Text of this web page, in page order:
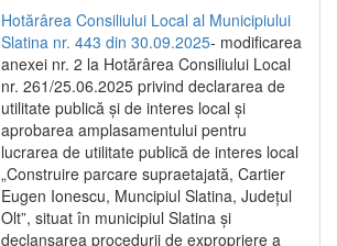
Hotărârea Consiliului Local al Municipiului
Slatina nr. 443 din 30.09.2025- modificarea
anexei nr. 2 la Hotărârea Consiliului Local
nr. 261/25.06.2025 privind declararea de
utilitate publică şi de interes local şi
aprobarea amplasamentului pentru
lucrarea de utilitate publică de interes local
„Construire parcare supraetajată, Cartier
Eugen Ionescu, Muncipiul Slatina, Judeţul
Olt”, situat în municipiul Slatina şi
declanşarea procedurii de expropriere a